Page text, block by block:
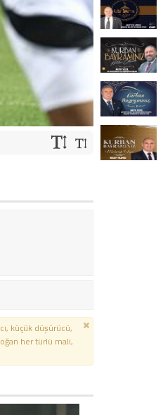
küçük düşürücü,
her türlü mali,